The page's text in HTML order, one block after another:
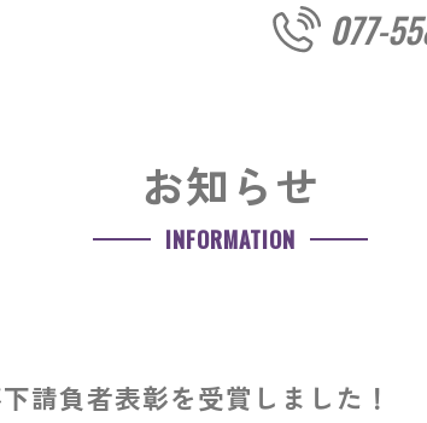
077-
お知らせ
INFORMATION
請負者表彰を受賞しました！